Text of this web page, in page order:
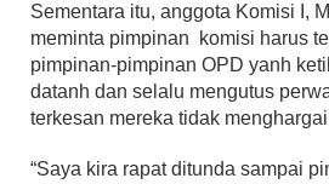
Sementara itu, anggota Komisi I,
meminta pimpinan komisi harus
pimpinan-pimpinan OPD yanh
datanh dan selalu mengutus
terkesan mereka tidak
“Saya kira rapat ditunda sampai